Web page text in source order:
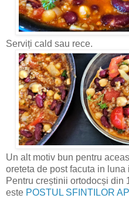
Serviți cald sau rece.
Un alt motiv bun pentru
oreteta de post facuta in luna
Pentru creștinii ortodocși
este POSTUL SFINTILOR